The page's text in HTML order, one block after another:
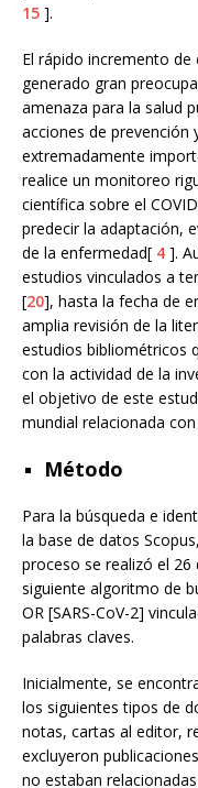
15 ].
El rápido incremento
generado gran
amenaza para la salud
acciones de prevención
extremadamente
realice un monitoreo
científica sobre el
predecir la adaptación,
de la enfermedad[ 4 ].
estudios vinculados a
[20], hasta la fecha de
amplia revisión de la
estudios bibliométricos
con la actividad de la
el objetivo de este
mundial relacionada con
Método
Para la búsqueda e
la base de datos
proceso se realizó el
siguiente algoritmo de
OR [SARS-CoV-2]
palabras claves.
Inicialmente, se
los siguientes tipos de
notas, cartas al editor,
excluyeron
no estaban